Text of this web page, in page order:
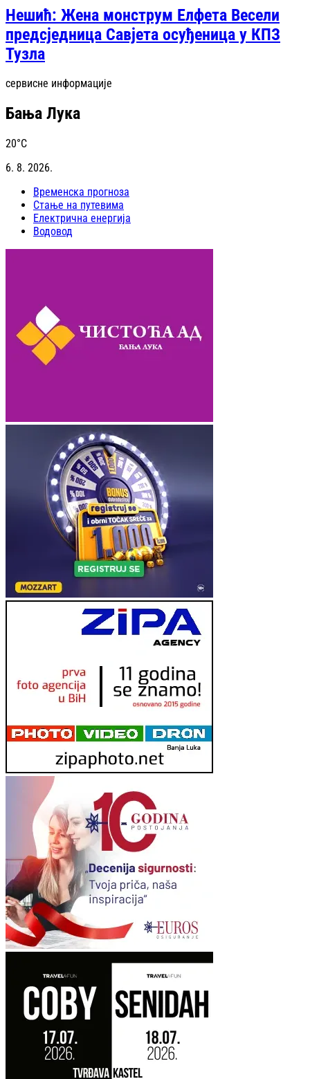
Нешић: Жена монструм Елфета Весели
предсједница Савјета осуђеница у КПЗ
Тузла
сервисне информације
Бања Лука
20°C
6. 8. 2026.
Временска прогноза
Стање на путевима
Електрична енергија
Водовод